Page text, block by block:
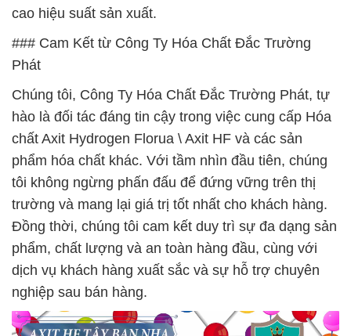
cao hiệu suất sản xuất.
### Cam Kết từ Công Ty Hóa Chất Đắc Trường
Phát
Chúng tôi, Công Ty Hóa Chất Đắc Trường Phát, tự
hào là đối tác đáng tin cậy trong việc cung cấp Hóa
chất Axit Hydrogen Florua \ Axit HF và các sản
phẩm hóa chất khác. Với tầm nhìn đầu tiên, chúng
tôi không ngừng phấn đấu để đứng vững trên thị
trường và mang lại giá trị tốt nhất cho khách hàng.
Đồng thời, chúng tôi cam kết duy trì sự đa dạng sản
phẩm, chất lượng và an toàn hàng đầu, cùng với
dịch vụ khách hàng xuất sắc và sự hỗ trợ chuyên
nghiệp sau bán hàng.